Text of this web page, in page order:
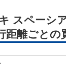
スペーシ
距離ごとの